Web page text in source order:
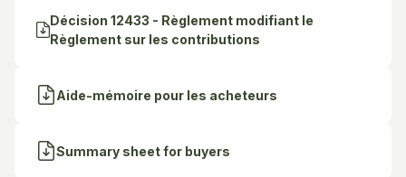
Décision 12433 - Règlement modifiant le
Règlement sur les contributions
Aide-mémoire pour les acheteurs
Summary sheet for buyers